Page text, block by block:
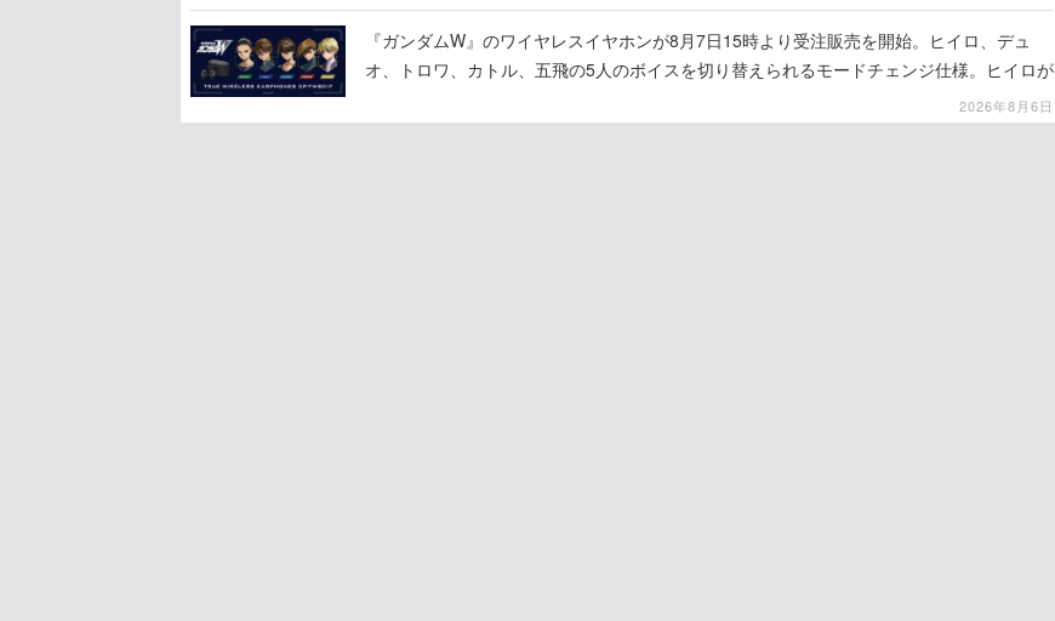
『ガンダムW』のワイヤレスイヤホンが8月7日15時より受注販売を開始。ヒイロ、デュ
オ、トロワ、カトル、五飛の5人のボイスを切り替えられるモードチェンジ仕様。ヒイロが
2026年8月6日